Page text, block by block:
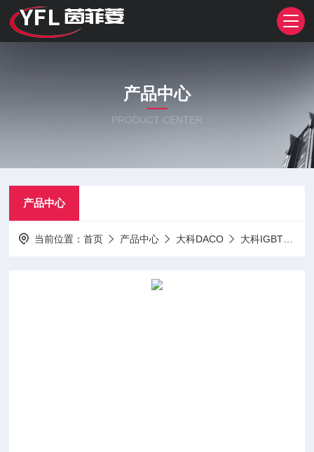
产品中心
PRODUCT CENTER
产品中心
当前位置：首页 产品中心 大科DACO 大科IGBT